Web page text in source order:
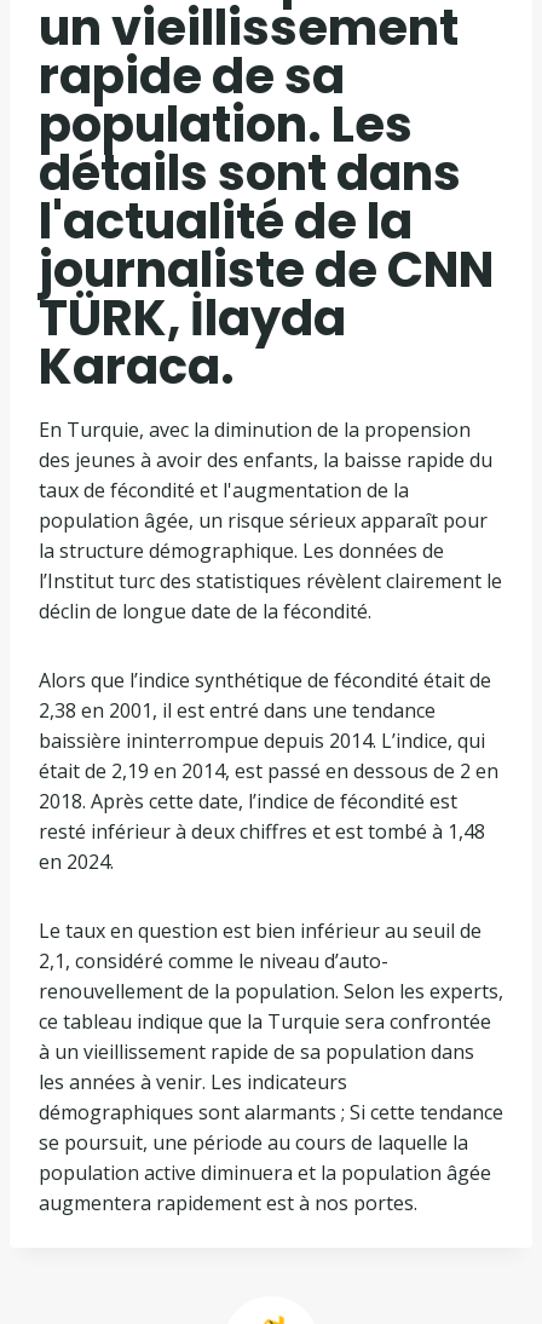
un vieillissement
rapide de sa
population. Les
détails sont dans
l'actualité de la
journaliste de CNN
TÜRK, İlayda
Karaca.
En Turquie, avec la diminution de la propension
des jeunes à avoir des enfants, la baisse rapide du
taux de fécondité et l'augmentation de la
population âgée, un risque sérieux apparaît pour
la structure démographique. Les données de
l’Institut turc des statistiques révèlent clairement le
déclin de longue date de la fécondité.
Alors que l’indice synthétique de fécondité était de
2,38 en 2001, il est entré dans une tendance
baissière ininterrompue depuis 2014. L’indice, qui
était de 2,19 en 2014, est passé en dessous de 2 en
2018. Après cette date, l’indice de fécondité est
resté inférieur à deux chiffres et est tombé à 1,48
en 2024.
Le taux en question est bien inférieur au seuil de
2,1, considéré comme le niveau d’auto-
renouvellement de la population. Selon les experts,
ce tableau indique que la Turquie sera confrontée
à un vieillissement rapide de sa population dans
les années à venir. Les indicateurs
démographiques sont alarmants ; Si cette tendance
se poursuit, une période au cours de laquelle la
population active diminuera et la population âgée
augmentera rapidement est à nos portes.